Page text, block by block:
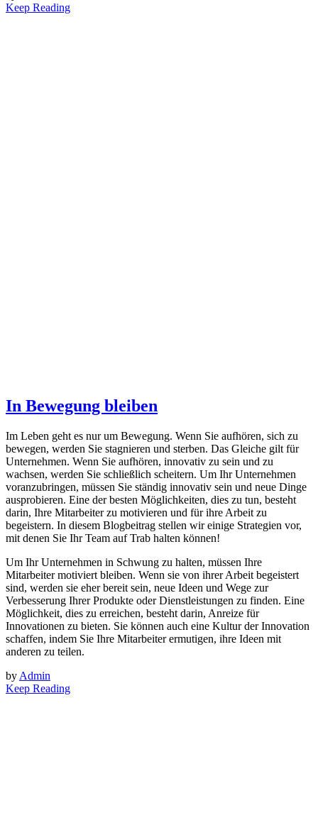
Keep Reading
In Bewegung bleiben
Im Leben geht es nur um Bewegung. Wenn Sie aufhören, sich zu
bewegen, werden Sie stagnieren und sterben. Das Gleiche gilt für
Unternehmen. Wenn Sie aufhören, innovativ zu sein und zu
wachsen, werden Sie schließlich scheitern. Um Ihr Unternehmen
voranzubringen, müssen Sie ständig innovativ sein und neue Dinge
ausprobieren. Eine der besten Möglichkeiten, dies zu tun, besteht
darin, Ihre Mitarbeiter zu motivieren und für ihre Arbeit zu
begeistern. In diesem Blogbeitrag stellen wir einige Strategien vor,
mit denen Sie Ihr Team auf Trab halten können!
Um Ihr Unternehmen in Schwung zu halten, müssen Ihre
Mitarbeiter motiviert bleiben. Wenn sie von ihrer Arbeit begeistert
sind, werden sie eher bereit sein, neue Ideen und Wege zur
Verbesserung Ihrer Produkte oder Dienstleistungen zu finden. Eine
Möglichkeit, dies zu erreichen, besteht darin, Anreize für
Innovationen zu bieten. Sie können auch eine Kultur der Innovation
schaffen, indem Sie Ihre Mitarbeiter ermutigen, ihre Ideen mit
anderen zu teilen.
by Admin
Keep Reading